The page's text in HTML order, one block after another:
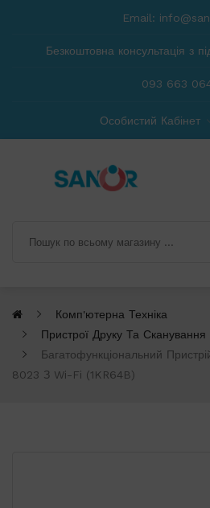
Email:
Безкоштовна консультація з
093 663
Особистий Кабінет
Комп'ютерна Техніка
Пристрої Друку Та Сканування
Багатофункціональний
8023 З Wi-Fi (1KR64B)